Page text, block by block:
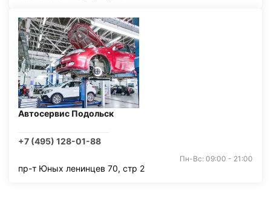
Автосервис Подольск
+7 (495) 128-01-88
Пн-Вс: 09:00 - 21:00
пр-т Юных ленинцев 70, стр 2